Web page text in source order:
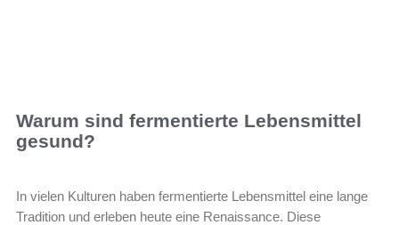
Warum sind fermentierte Lebensmittel
gesund?
In vielen Kulturen haben fermentierte Lebensmittel eine lange
Tradition und erleben heute eine Renaissance. Diese